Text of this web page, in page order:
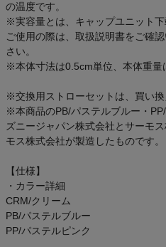
スタッフブログ
の温度です。
※実容量とは、キャップユニット下
ご使用の際は、取扱説明書をご確
さい。
※本体寸法は0.5cm単位、本体重量
※交換用ストローセットは、買い換
※本商品のPB/パステルブルー・
ズニージャパン株式会社とサーモ
モス株式会社が製造したものです。
【仕様】
・カラー詳細
CRM/クリーム
PB/パステルブルー
PP/パステルピンク